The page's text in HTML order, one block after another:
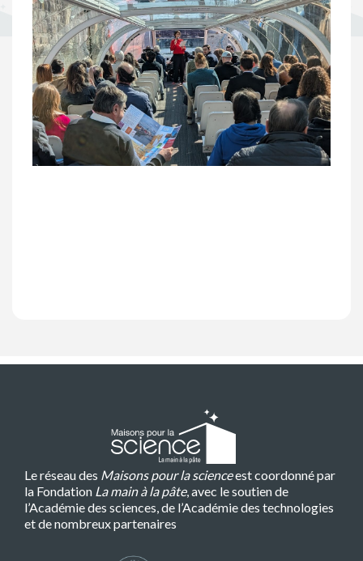
Le réseau des Maisons pour la scienceest coordonné par
la Fondation La main à la pâte, avec le soutien de
l’Académie des sciences, de l’Académie des technologies
et de nombreux partenaires